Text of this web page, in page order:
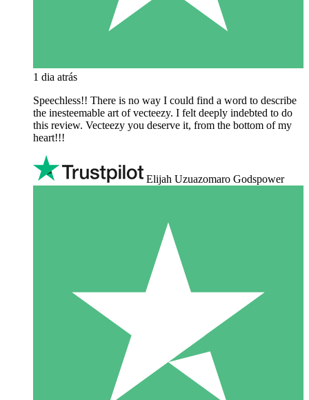
1 dia atrás
Speechless!! There is no way I could find a word to describe
the inesteemable art of vecteezy. I felt deeply indebted to do
this review. Vecteezy you deserve it, from the bottom of my
heart!!!
Elijah Uzuazomaro Godspower